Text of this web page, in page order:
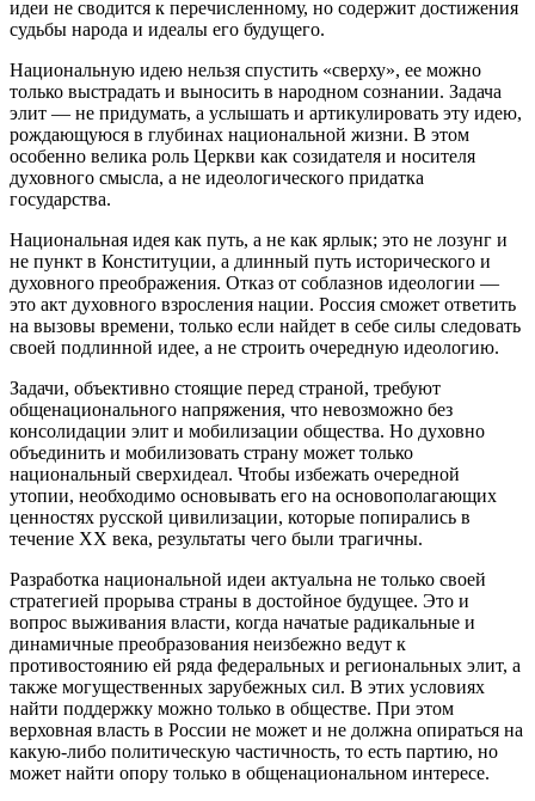
идеи не сводится к перечисленному, но содержит достижения
судьбы народа и идеалы его будущего.
Национальную идею нельзя спустить «сверху», ее можно
только выстрадать и выносить в народном сознании. Задача
элит — не придумать, а услышать и артикулировать эту идею,
рождающуюся в глубинах национальной жизни. В этом
особенно велика роль Церкви как созидателя и носителя
духовного смысла, а не идеологического придатка
государства.
Национальная идея как путь, а не как ярлык; это не лозунг и
не пункт в Конституции, а длинный путь исторического и
духовного преображения. Отказ от соблазнов идеологии —
это акт духовного взросления нации. Россия сможет ответить
на вызовы времени, только если найдет в себе силы следовать
своей подлинной идее, а не строить очередную идеологию.
Задачи, объективно стоящие перед страной, требуют
общенационального напряжения, что невозможно без
консолидации элит и мобилизации общества. Но духовно
объединить и мобилизовать страну может только
национальный сверхидеал. Чтобы избежать очередной
утопии, необходимо основывать его на основополагающих
ценностях русской цивилизации, которые попирались в
течение XX века, результаты чего были трагичны.
Разработка национальной идеи актуальна не только своей
стратегией прорыва страны в достойное будущее. Это и
вопрос выживания власти, когда начатые радикальные и
динамичные преобразования неизбежно ведут к
противостоянию ей ряда федеральных и региональных элит, а
также могущественных зарубежных сил. В этих условиях
найти поддержку можно только в обществе. При этом
верховная власть в России не может и не должна опираться на
какую-либо политическую частичность, то есть партию, но
может найти опору только в общенациональном интересе.